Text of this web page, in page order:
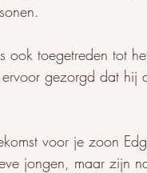
ook toegetreden tot
gezorgd dat hij
voor je zoon
jongen, maar zijn